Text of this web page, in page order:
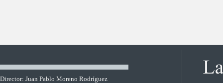
Director: Juan Pablo Moreno Rodríguez